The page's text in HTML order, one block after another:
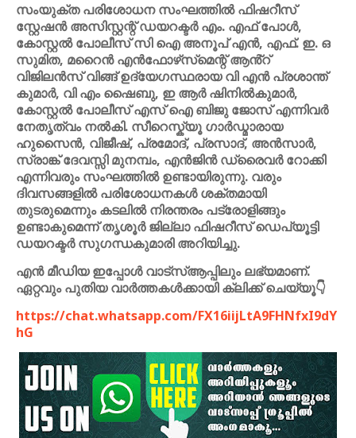
സംയുക്ത പരിശോധന സംഘത്തിൽ ഫിഷറീസ്
സ്റ്റേഷൻ അസിസ്റ്റന്റ് ഡയറക്ടർ എം. എഫ് പോൾ,
കോസ്റ്റൽ പോലീസ് സി ഐ അനൂപ് എൻ, എഫ്. ഇ. ഒ
സുമിത, മറൈന്‍ എന്‍ഫോഴ്‌സ്‌മെന്റ് ആൻ്റ്
വിജിലൻസ് വിങ്ങ് ഉദ്യേഗസ്ഥരായ വി എൻ പ്രശാന്ത്
കുമാർ, വി എം ഷൈബു, ഇ ആർ ഷിനിൽകുമാർ,
കോസ്റ്റൽ പോലീസ് എസ് ഐ ബിജു ജോസ് എന്നിവര്‍
നേതൃത്വം നല്‍കി. സീറെസ്ക്യൂ ഗാർഡ്മാരായ
ഹുസൈൻ, വിജീഷ്, പ്രമോദ്, പ്രസാദ്, അൻസാർ,
സ്രാങ്ക് ദേവസ്സി മുനമ്പം, എൻജിൻ ഡ്രൈവർ റോക്കി
എന്നിവരും സംഘത്തിൽ ഉണ്ടായിരുന്നു. വരും
ദിവസങ്ങളിൽ പരിശോധനകൾ ശക്തമായി
തുടരുമെന്നും കടലിൽ നിരന്തരം പട്രോളിങ്ങും
ഉണ്ടാകുമെന്ന് തൃശൂർ ജില്ലാ ഫിഷറീസ് ഡെപ്യൂട്ടി
ഡയറക്ടർ സുഗന്ധകുമാരി അറിയിച്ചു.
എൻ മീഡിയ ഇപ്പോൾ വാട്സ്ആപ്പിലും ലഭ്യമാണ്.
ഏറ്റവും പുതിയ വാർത്തകൾക്കായി ക്ലിക്ക് ചെയ്യൂ👇
https://chat.whatsapp.com/FX16iijLtA9FHNfxI9dY
hG